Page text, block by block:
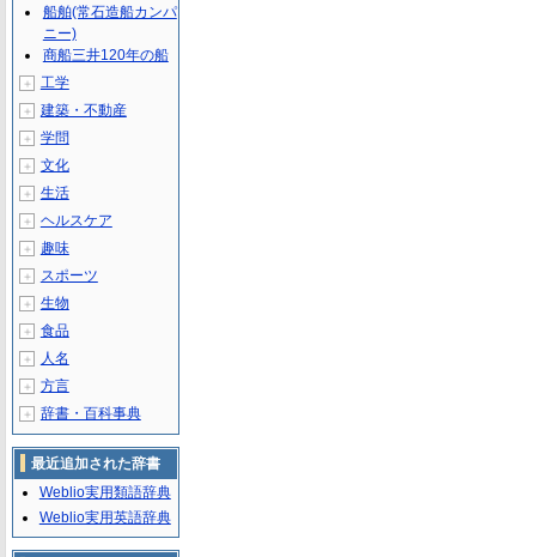
船舶(常石造船カンパ
ニー)
商船三井120年の船
＋ 工学
＋ 建築・不動産
＋ 学問
＋ 文化
＋ 生活
＋ ヘルスケア
＋ 趣味
＋ スポーツ
＋ 生物
＋ 食品
＋ 人名
＋ 方言
＋ 辞書・百科事典
最近追加された辞書
Weblio実用類語辞典
Weblio実用英語辞典